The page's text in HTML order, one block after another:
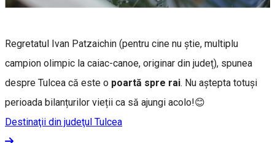
Regretatul Ivan Patzaichin (pentru cine nu știe, multiplu
campion olimpic la caiac-canoe, originar din județ), spunea
despre Tulcea că este o poartă spre rai. Nu aștepta totuși
perioada bilanțurilor vieții ca să ajungi acolo!😊
Destinaţii din judeţul Tulcea